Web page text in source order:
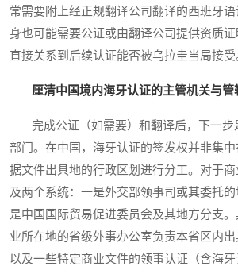
常需要附上经正规翻译公司翻译的西班牙
身也可能需要公证或由翻译公司提供资质
直接关系到后续认证能否被乌拉圭当局接受
厘清中国境内海牙认证的主管机关与管
完成公证（如需要）和翻译后，下一步
部门。在中国，海牙认证的签发权并非集
据文件出具地的行政区划进行分工。对于
及两个系统：一是外交部领事司或其委托
是中国国际贸易促进委员会及其地方分支
业所在地的省级外事办公室负责本省区内出
以及一些特定商业文件的领事认证（含海